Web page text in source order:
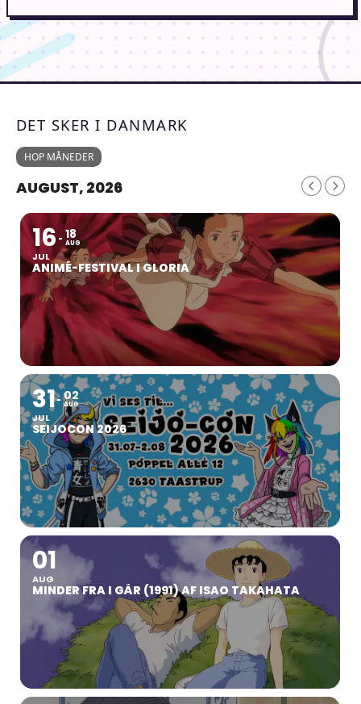
DET SKER I DANMARK
HOP MÅNEDER
AUGUST, 2026
16
JUL
18
AUG
ANIMÉ-FESTIVAL I GLORIA
31
JUL
02
AUG
SEIJOCON 2026
01
AUG
MINDER FRA I GÅR (1991) AF ISAO TAKAHATA